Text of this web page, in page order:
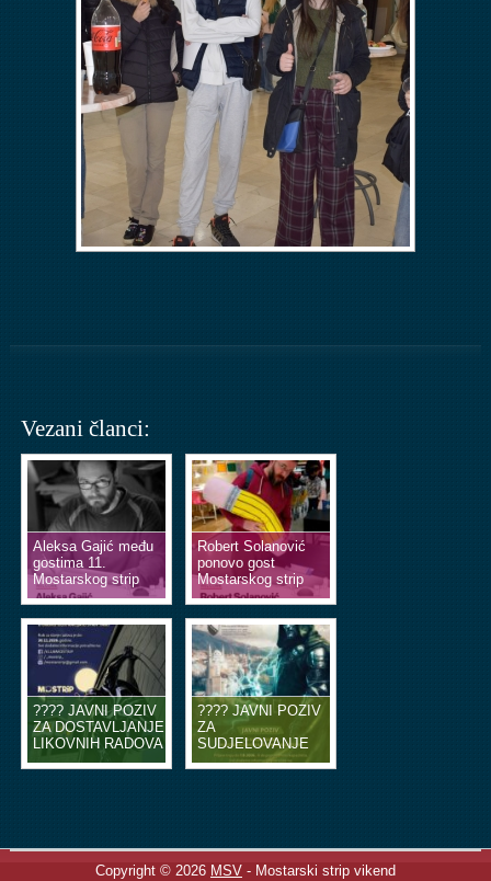
Vezani članci:
Aleksa Gajić među
gostima 11.
Mostarskog strip
vikenda
Robert Solanović
ponovo gost
Mostarskog strip
vikenda
???? JAVNI POZIV
ZA DOSTAVLJANJE
LIKOVNIH RADOVA
U OBLIKU
???? JAVNI POZIV
ZA
SUDJELOVANJE
NA EDUKACIJSKIM
Copyright © 2026 MSV- Mostarski strip vikend